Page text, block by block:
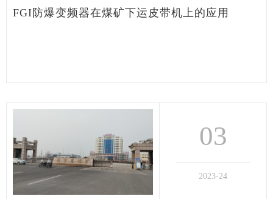
FGI防爆变频器在煤矿下运皮带机上的应用
03
2023-24